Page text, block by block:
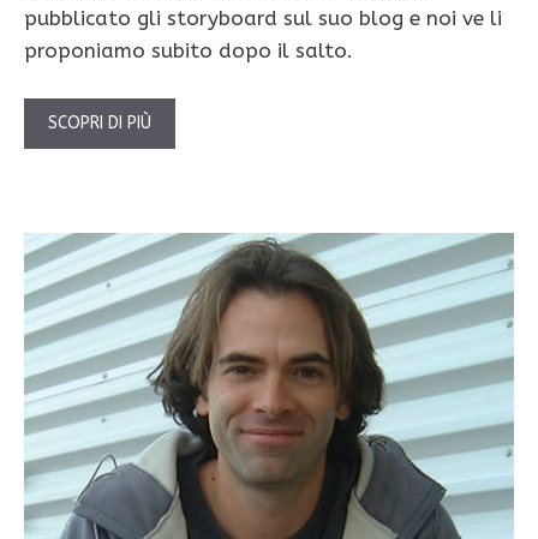
pubblicato gli storyboard sul suo blog e noi ve li
proponiamo subito dopo il salto.
SCOPRI DI PIÙ